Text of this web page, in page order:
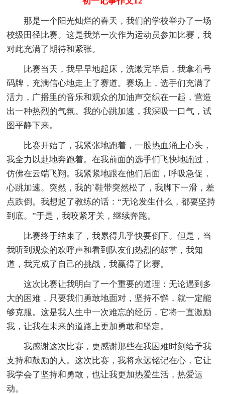
那是一个阳光灿烂的春天，我们的学校举办了一场
校级田径比赛。这是我第一次作为运动员参加比赛，我
对此充满了期待和紧张。
比赛当天，我早早地起床，洗漱完毕后，我拿着号
码牌，充满信心地走上了赛道。赛场上，选手们充满了
活力，广播里的音乐和观众的加油声交织在一起，营造
出一种热烈的气氛。我的心跳加速，我深吸一口气，试
图平静下来。
比赛开始了，我紧张地跑着，一股热血涌上心头，
我全力以赴地奔跑着。在我前面的选手们飞快地跑过，
仿佛在云端飞翔。我紧紧地跟在他们后面，呼吸急促，
心跳加速。突然，我的`鞋带突然松了，我脚下一滑，差
点跌倒。我想起了教练的话：“无论发生什么，都要坚持
到底。”于是，我咬紧牙关，继续奔跑。
比赛终于结束了，我累得几乎快要倒下。但是，当
我听到观众的欢呼声和看到队友们热烈的鼓掌，我知
道，我完成了自己的挑战，我赢得了比赛。
这次比赛让我明白了一个重要的道理：无论遇到多
大的困难，只要我们勇敢地面对，坚持不懈，就一定能
够克服。这是我人生中一次难忘的经历，它将一直激励
我，让我在未来的道路上更加勇敢和坚定。
我感谢这次比赛，更感谢那些在我困难时刻给予我
支持和鼓励的人。这次比赛，我将永远铭记在心，它让
我学会了坚持和勇敢，也让我更加热爱生活，热爱运
动。